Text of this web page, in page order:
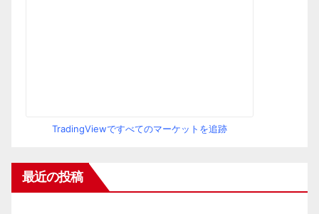
TradingViewですべてのマーケットを追跡
最近の投稿